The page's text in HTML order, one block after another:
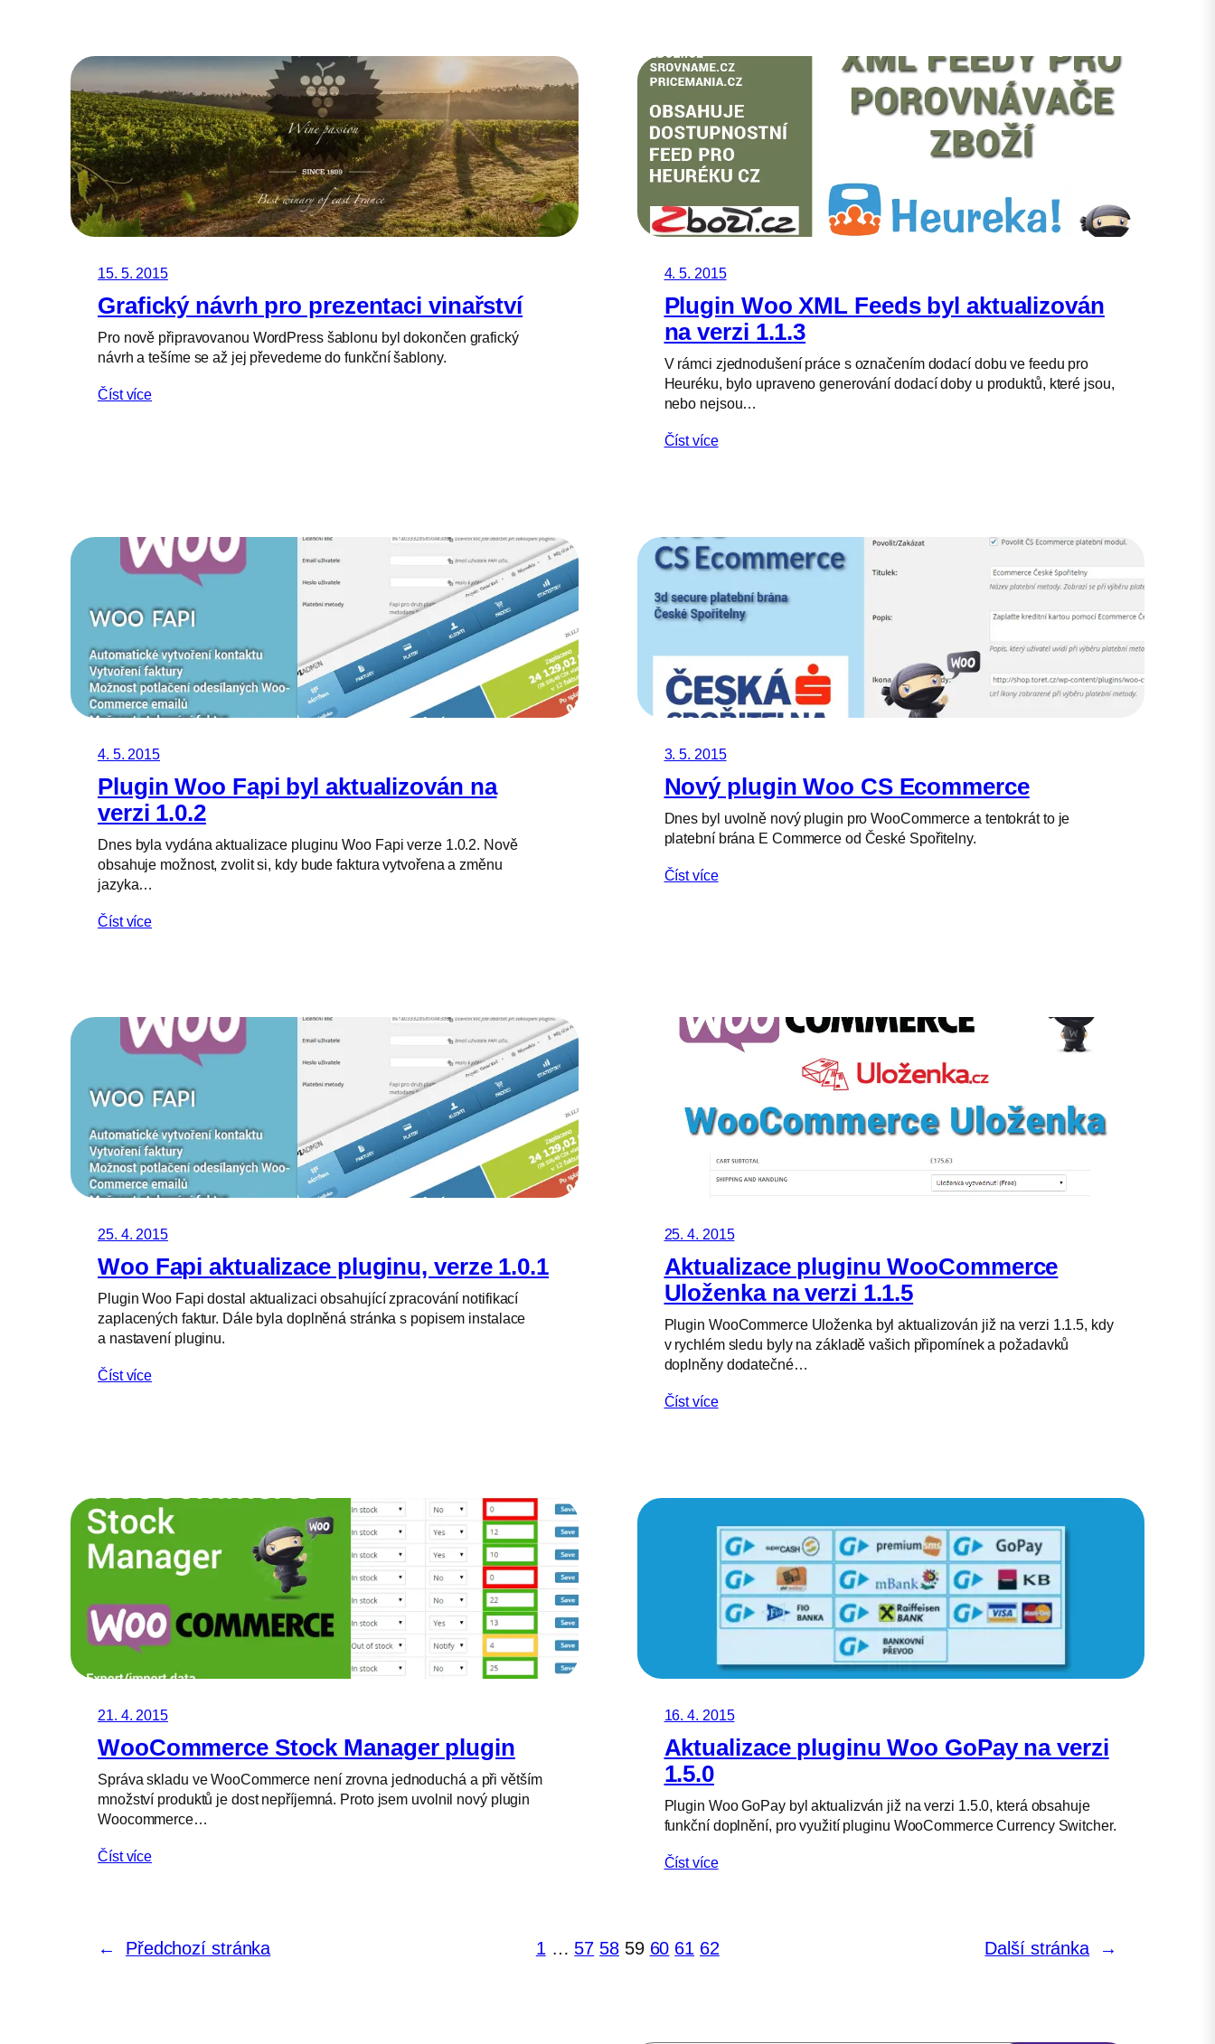
15. 5. 2015
Grafický návrh pro prezentaci vinařství
Pro nově připravovanou WordPress šablonu byl dokončen grafický
návrh a tešíme se až jej převedeme do funkční šablony.
Číst více
4. 5. 2015
Plugin Woo XML Feeds byl aktualizován
na verzi 1.1.3
V rámci zjednodušení práce s označením dodací dobu ve feedu pro
Heuréku, bylo upraveno generování dodací doby u produktů, které jsou,
nebo nejsou…
Číst více
4. 5. 2015
Plugin Woo Fapi byl aktualizován na
verzi 1.0.2
Dnes byla vydána aktualizace pluginu Woo Fapi verze 1.0.2. Nově
obsahuje možnost, zvolit si, kdy bude faktura vytvořena a změnu
jazyka…
Číst více
3. 5. 2015
Nový plugin Woo CS Ecommerce
Dnes byl uvolně nový plugin pro WooCommerce a tentokrát to je
platební brána E Commerce od České Spořitelny.
Číst více
25. 4. 2015
Woo Fapi aktualizace pluginu, verze 1.0.1
Plugin Woo Fapi dostal aktualizaci obsahující zpracování notifikací
zaplacených faktur. Dále byla doplněná stránka s popisem instalace
a nastavení pluginu.
Číst více
25. 4. 2015
Aktualizace pluginu WooCommerce
Uloženka na verzi 1.1.5
Plugin WooCommerce Uloženka byl aktualizován již na verzi 1.1.5, kdy
v rychlém sledu byly na základě vašich připomínek a požadavků
doplněny dodatečné…
Číst více
21. 4. 2015
WooCommerce Stock Manager plugin
Správa skladu ve WooCommerce není zrovna jednoduchá a při větším
množství produktů je dost nepříjemná. Proto jsem uvolnil nový plugin
Woocommerce…
Číst více
16. 4. 2015
Aktualizace pluginu Woo GoPay na verzi
1.5.0
Plugin Woo GoPay byl aktualizván již na verzi 1.5.0, která obsahuje
funkční doplnění, pro využití pluginu WooCommerce Currency Switcher.
Číst více
← Předchozí stránka 1 … 57 58 59 60 61 62 Další stránka →